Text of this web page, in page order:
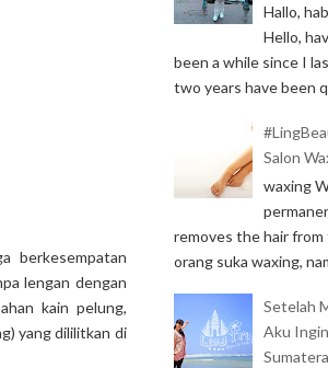
berkesempatan
lengan dengan
kain pelung,
yang dililitkan di
Hallo,
Hello,
been a while since I
two years have been
Salon
waxing
removes the hair
orang suka waxing,
Setelah
Aku